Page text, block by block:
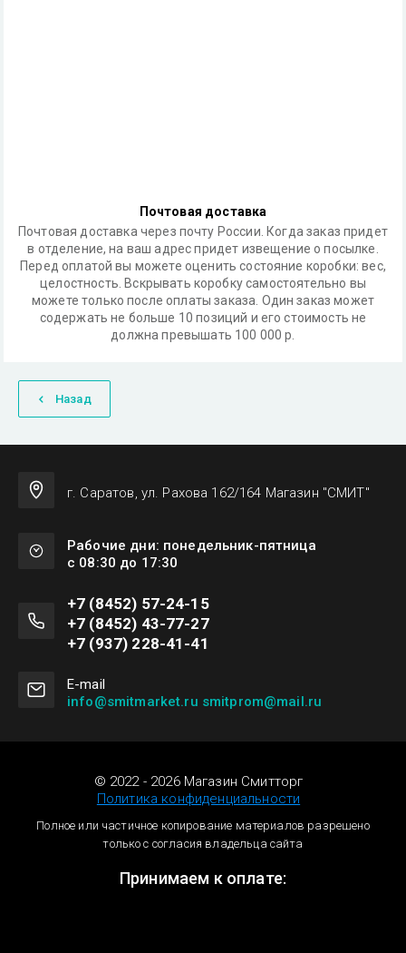
Почтовая доставка
Почтовая доставка через почту России. Когда заказ придет
в отделение, на ваш адрес придет извещение о посылке.
Перед оплатой вы можете оценить состояние коробки: вес,
целостность. Вскрывать коробку самостоятельно вы
можете только после оплаты заказа. Один заказ может
содержать не больше 10 позиций и его стоимость не
должна превышать 100 000 р.
Назад
г. Саратов, ул. Рахова 162/164 Магазин "СМИТ"
Рабочие дни: понедельник-пятница
с 08:30 до 17:30
+7 (8452) 57-24-15
+7 (8452) 43-77-27
+7 (937) 228-41-41
Е-mail
info@smitmarket.ru smitprom@mail.ru
© 2022 - 2026 Магазин Смитторг
Политика конфиденциальности
Полное или частичное копирование материалов разрешено
только с согласия владельца сайта
Принимаем к оплате: